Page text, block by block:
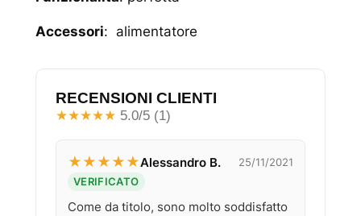
Accessori: alimentatore
RECENSIONI CLIENTI
★★★★★ 5.0/5 (1)
★ ★ ★ ★ ★Alessandro B. 25/11/2021
VERIFICATO
Come da titolo, sono molto soddisfatto